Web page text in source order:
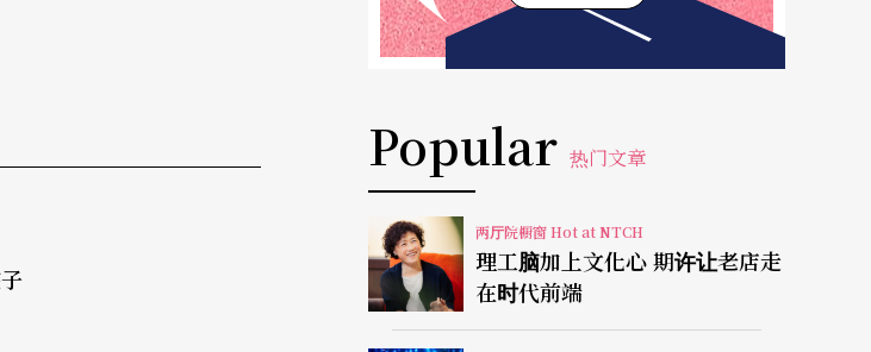
接受正统艺术教育，曾尝
谧飘逸美的途径，其作
，从用具篇、技法篇到构
用各式焦点，安排视觉
Popular 热门文章
两厅院橱窗 Hot at NTCH
理工脑加上文化心 期许让老店走
在时代前端